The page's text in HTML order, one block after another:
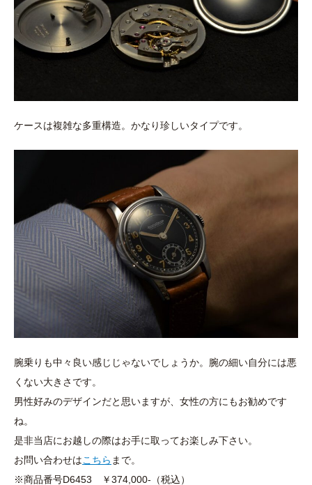
ケースは複雑な多重構造。かなり珍しいタイプです。
腕乗りも中々良い感じじゃないでしょうか。腕の細い自分には悪
くない大きさです。
男性好みのデザインだと思いますが、女性の方にもお勧めです
ね。
是非当店にお越しの際はお手に取ってお楽しみ下さい。
お問い合わせはこちら まで。
※商品番号D6453 ￥374,000-（税込）